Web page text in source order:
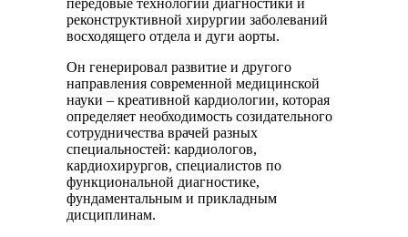
передовые технологии диагностики и
реконструктивной хирургии заболеваний
восходящего отдела и дуги аорты.
Он генерировал развитие и другого
направления современной медицинской
науки – креативной кардиологии, которая
определяет необходимость созидательного
сотрудничества врачей разных
специальностей: кардиологов,
кардиохирургов, специалистов по
функциональной диагностике,
фундаментальным и прикладным
дисциплинам.